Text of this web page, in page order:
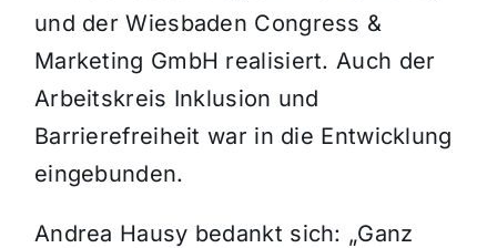
und der Wiesbaden Congress &
Marketing GmbH realisiert. Auch der
Arbeitskreis Inklusion und
Barrierefreiheit war in die Entwicklung
eingebunden.
Andrea Hausy bedankt sich: „Ganz